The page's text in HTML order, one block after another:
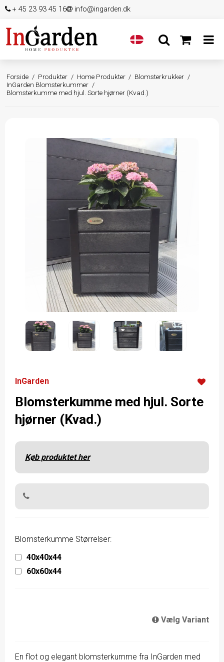
+ 45 23 93 45 16 info@ingarden.dk
Forside / Produkter / Home Produkter / Blomsterkrukker /
InGarden Blomsterkummer /
Blomsterkumme med hjul. Sorte hjørner (Kvad.)
InGarden
Blomsterkumme med hjul. Sorte
hjørner (Kvad.)
Køb produktet her
Blomsterkumme Størrelser:
40x40x44
60x60x44
Vælg Variant
En flot og elegant blomsterkumme fra InGarden med